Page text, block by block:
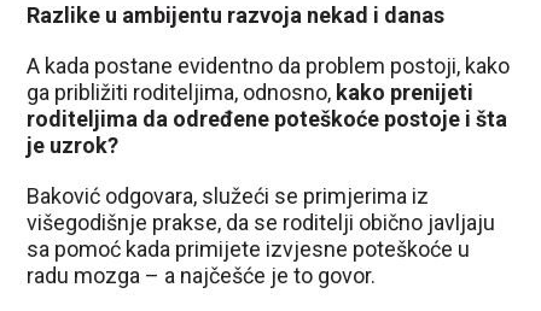
Razlike u ambijentu razvoja nekad i danas
A kada postane evidentno da problem postoji, kako
ga približiti roditeljima, odnosno, kako prenijeti
roditeljima da određene poteškoće postoje i šta
je uzrok?
Baković odgovara, služeći se primjerima iz
višegodišnje prakse, da se roditelji obično javljaju
sa pomoć kada primijete izvjesne poteškoće u
radu mozga – a najčešće je to govor.